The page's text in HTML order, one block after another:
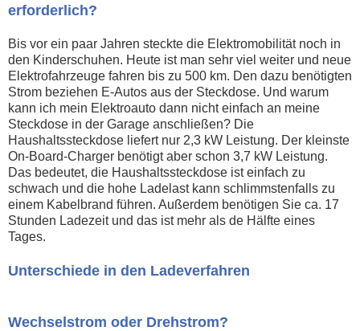
erforderlich?
Bis vor ein paar Jahren steckte die Elektromobilität noch in
den Kinderschuhen. Heute ist man sehr viel weiter und neue
Elektrofahrzeuge fahren bis zu 500 km. Den dazu benötigten
Strom beziehen E-Autos aus der Steckdose. Und warum
kann ich mein Elektroauto dann nicht einfach an meine
Steckdose in der Garage anschließen? Die
Haushaltssteckdose liefert nur 2,3 kW Leistung. Der kleinste
On-Board-Charger benötigt aber schon 3,7 kW Leistung.
Das bedeutet, die Haushaltssteckdose ist einfach zu
schwach und die hohe Ladelast kann schlimmstenfalls zu
einem Kabelbrand führen. Außerdem benötigen Sie ca. 17
Stunden Ladezeit und das ist mehr als de Hälfte eines
Tages.
Unterschiede in den Ladeverfahren
Wechselstrom oder Drehstrom?